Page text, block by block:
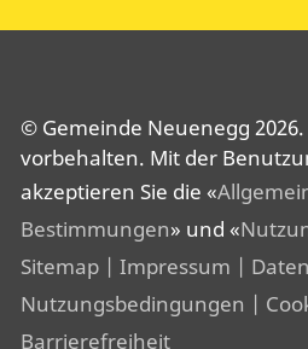
© Gemeinde Neuenegg
vorbehalten. Mit der
akzeptieren Sie die «
Bestimmungen» und «
Sitemap | Impressum |
Nutzungsbedingungen |
Barrierefreiheit